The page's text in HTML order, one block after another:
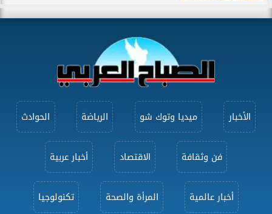
الأخبار ميديا وتوك شو الرياضة الحوادث
فن وثقافة الاقتصاد أخبار عربية
أخبار عالمية المرأة والصحة تكنولوجيا